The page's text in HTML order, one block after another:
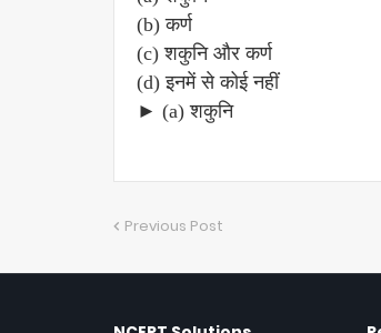
(b) कर्ण
(c) शकुनि और कर्ण
(d) इनमें से कोई नहीं
► (a) शकुनि
Previous Post